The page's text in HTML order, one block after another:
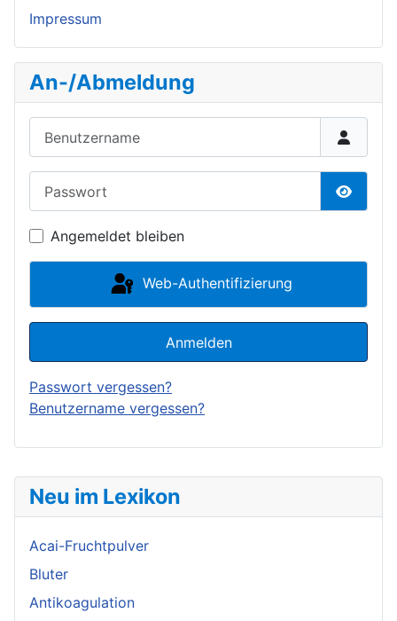
Neu im Lexikon
Acai-Fruchtpulver
Bluter
Antikoagulation
Impressum
An-/Abmeldung
Angemeldet bleiben
Web-Authentifizierung
Anmelden
Passwort vergessen?
Benutzername vergessen?